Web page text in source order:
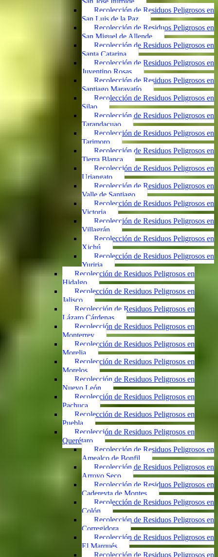
Recolección de Residuos Peligrosos en
San Luis de la Paz
Recolección de Residuos Peligrosos en
San Miguel de Allende
Recolección de Residuos Peligrosos en
Santa Catarina
Recolección de Residuos Peligrosos en
Juventino Rosas
Recolección de Residuos Peligrosos en
Santiago Maravatío
Recolección de Residuos Peligrosos en
Silao
Recolección de Residuos Peligrosos en
Tarandacuao
Recolección de Residuos Peligrosos en
Tarimoro
Recolección de Residuos Peligrosos en
Tierra Blanca
Recolección de Residuos Peligrosos en
Uriangato
Recolección de Residuos Peligrosos en
Valle de Santiago
Recolección de Residuos Peligrosos en
Victoria
Recolección de Residuos Peligrosos en
Villagrán
Recolección de Residuos Peligrosos en
Xichú
Recolección de Residuos Peligrosos en
Yuriria
Recolección de Residuos Peligrosos en
Hidalgo
Recolección de Residuos Peligrosos en
Jalisco
Recolección de Residuos Peligrosos en
Lázaro Cárdenas
Recolección de Residuos Peligrosos en
Monterrey
Recolección de Residuos Peligrosos en
Morelia
Recolección de Residuos Peligrosos en
Morelos
Recolección de Residuos Peligrosos en
Nuevo León
Recolección de Residuos Peligrosos en
Pachuca
Recolección de Residuos Peligrosos en
Puebla
Recolección de Residuos Peligrosos en
Querétaro
Recolección de Residuos Peligrosos en
Amealco de Bonfil
Recolección de Residuos Peligrosos en
Arroyo Seco
Recolección de Residuos Peligrosos en
Cadereyta de Montes
Recolección de Residuos Peligrosos en
Colón
Recolección de Residuos Peligrosos en
Corregidora
Recolección de Residuos Peligrosos en
El Marqués
Recolección de Residuos Peligrosos en